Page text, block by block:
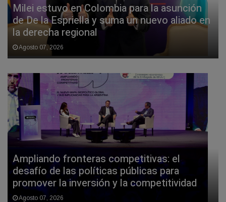
Milei estuvo en Colombia para la asunción
de De la Espriella y suma un nuevo aliado en
la derecha regional
Agosto 07, 2026
Ampliando fronteras competitivas: el
desafío de las políticas públicas para
promover la inversión y la competitividad
Agosto 07, 2026